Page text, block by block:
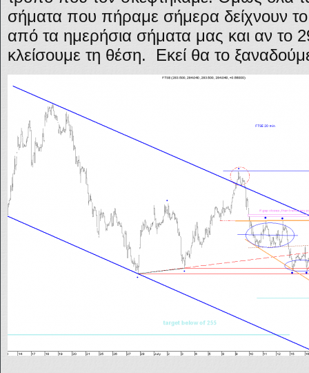
σήματα που πήραμε σήμερα δείχνουν το
από τα ημερήσια σήματα μας και αν το
κλείσουμε τη θέση. Εκεί θα το